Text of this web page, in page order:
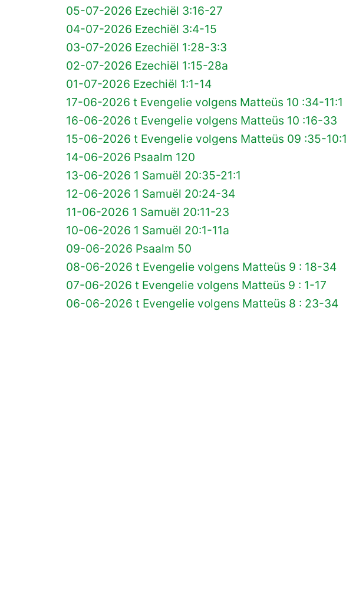
05-07-2026 Ezechiël 3:16-27
04-07-2026 Ezechiël 3:4-15
03-07-2026 Ezechiël 1:28-3:3
02-07-2026 Ezechiël 1:15-28a
01-07-2026 Ezechiël 1:1-14
17-06-2026 t Evengelie volgens Matteüs 10 :34-11:1
16-06-2026 t Evengelie volgens Matteüs 10 :16-33
15-06-2026 t Evengelie volgens Matteüs 09 :35-
14-06-2026 Psaalm 120
13-06-2026 1 Samuël 20:35-21:1
12-06-2026 1 Samuël 20:24-34
11-06-2026 1 Samuël 20:11-23
10-06-2026 1 Samuël 20:1-11a
09-06-2026 Psaalm 50
08-06-2026 t Evengelie volgens Matteüs 9 : 18-34
07-06-2026 t Evengelie volgens Matteüs 9 : 1-17
06-06-2026 t Evengelie volgens Matteüs 8 : 23-34